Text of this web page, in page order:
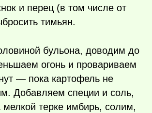
и перец (в том числе от
тимьян.
бульона, доводим до
огонь и провариваем
— пока картофель не
Добавляем специи и соль,
мелкой терке имбирь, солим,